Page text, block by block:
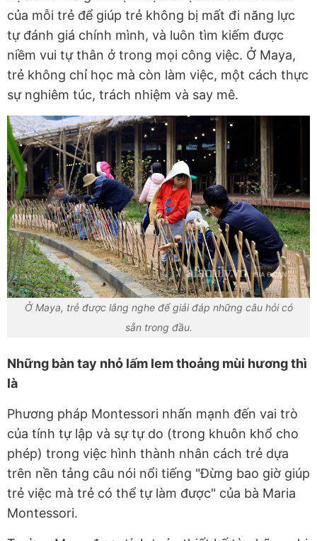
của mỗi trẻ để giúp trẻ không bị mất đi năng lực
tự đánh giá chính mình, và luôn tìm kiếm được
niềm vui tự thân ở trong mọi công việc. Ở Maya,
trẻ không chỉ học mà còn làm việc, một cách thực
sự nghiêm túc, trách nhiệm và say mê.
Ở Maya, trẻ được lắng nghe để giải đáp những câu hỏi có
sẵn trong đầu.
Những bàn tay nhỏ lấm lem thoảng mùi hương thì
là
Phương pháp Montessori nhấn mạnh đến vai trò
của tính tự lập và sự tự do (trong khuôn khổ cho
phép) trong việc hình thành nhân cách trẻ dựa
trên nền tảng câu nói nổi tiếng "Đừng bao giờ giúp
trẻ việc mà trẻ có thể tự làm được" của bà Maria
Montessori.